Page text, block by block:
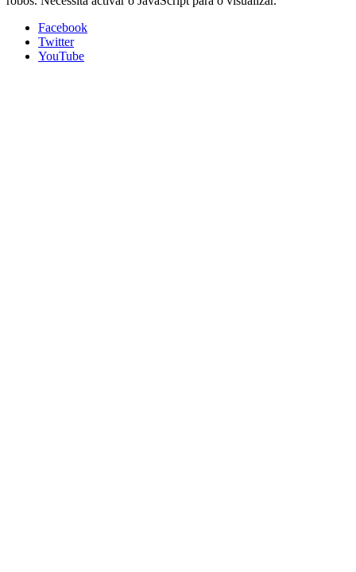
Facebook
Twitter
YouTube